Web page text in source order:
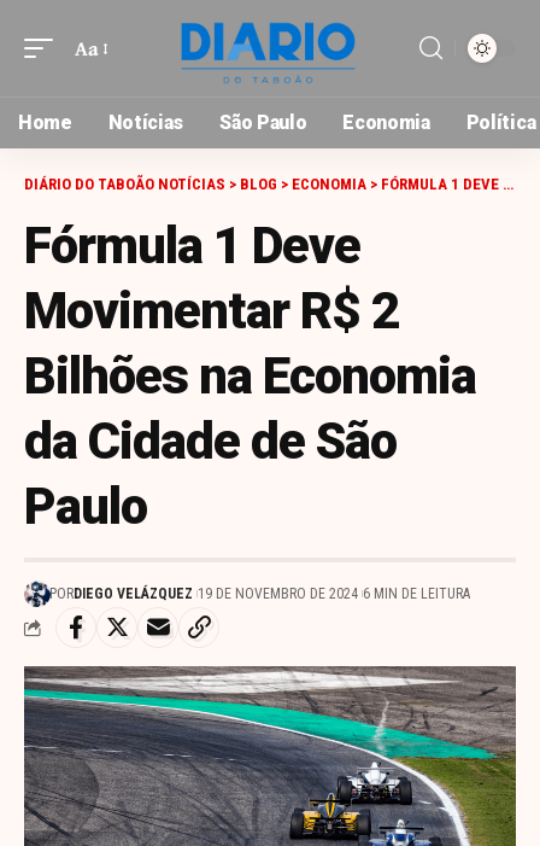
Font
Aa
Home Notícias São Paulo Economia Política
DIÁRIO DO TABOÃO NOTÍCIAS > BLOG > ECONOMIA > FÓRMULA 1 DEVE MOVIMENTAR R$ 2 BILHÕES NA ECONOMIA DA CIDADE DE SÃO PAULO
Fórmula 1 Deve
Movimentar R$ 2
Bilhões na Economia
da Cidade de São
Paulo
PORDIEGO VELÁZQUEZ 19 DE NOVEMBRO DE 2024 6 MIN DE LEITURA